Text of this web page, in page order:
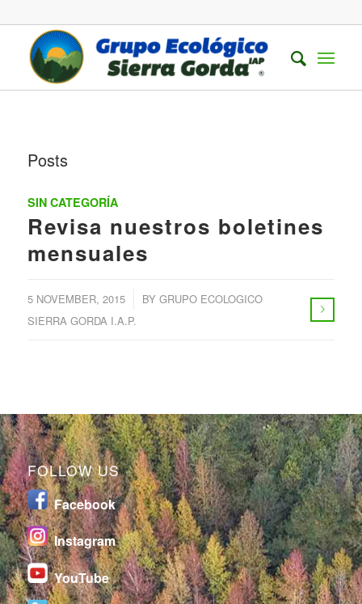
Posts
SIN CATEGORÍA
Revisa nuestros boletines
mensuales
5 NOVEMBER, 2015
/ BY GRUPO ECOLOGICO
SIERRA GORDA I.A.P.
FOLLOW US
Facebook
Instagram
YouTube